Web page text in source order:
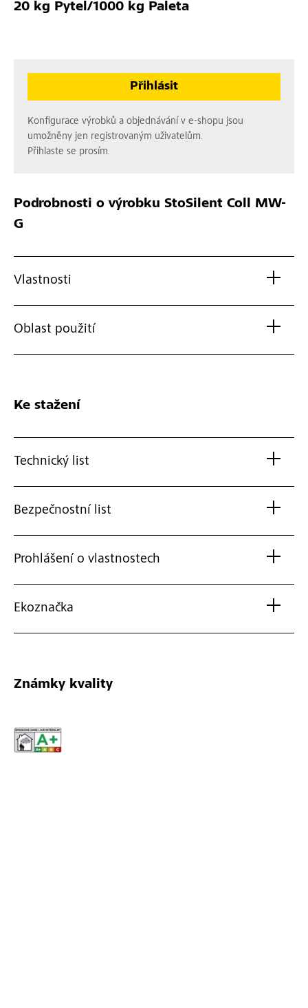
20 kg Pytel/1000 kg Paleta
Přihlásit
Konfigurace výrobků a objednávání v e-shopu jsou
umožněny jen registrovaným uživatelům.
Přihlaste se prosím.
Podrobnosti o výrobku StoSilent Coll MW-
G
Vlastnosti
Oblast použití
Ke stažení
Technický list
Bezpečnostní list
Prohlášení o vlastnostech
Ekoznačka
Známky kvality